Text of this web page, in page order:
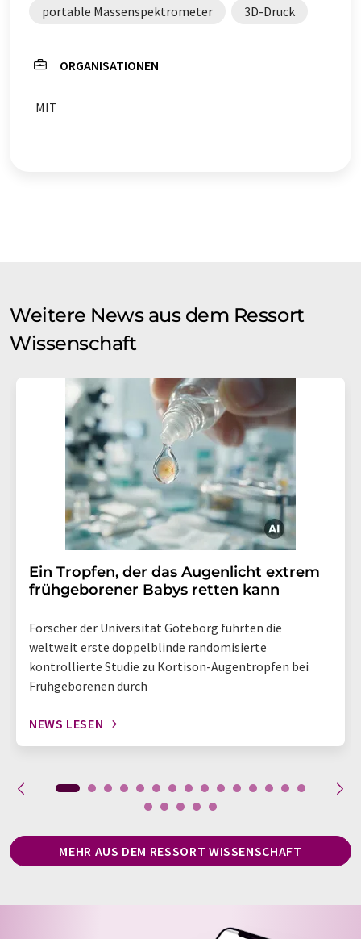
portable Massenspektrometer 3D-Druck
ORGANISATIONEN
MIT
Weitere News aus dem Ressort
Wissenschaft
Ein Tropfen, der das Augenlicht extrem
frühgeborener Babys retten kann
Forscher der Universität Göteborg führten die
weltweit erste doppelblinde randomisierte
kontrollierte Studie zu Kortison-Augentropfen bei
Frühgeborenen durch
NEWS LESEN
MEHR AUS DEM RESSORT WISSENSCHAFT